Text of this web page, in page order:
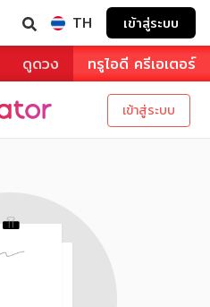
TH เข้าสู่ระบบ
ดูดวง ทรูไอดี ครีเอเตอร์
เข้าสู่ระบบ